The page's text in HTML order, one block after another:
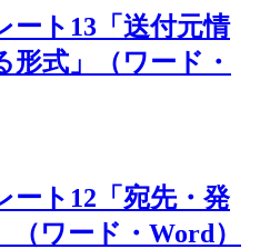
ート13「送付元情
式」（ワード・
ート12「宛先・発
ワード・Word）